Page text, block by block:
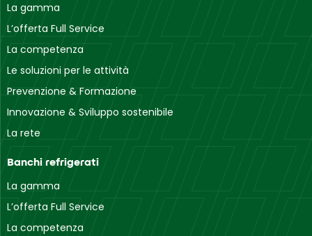
La gamma
L’offerta Full Service
La competenza
Le soluzioni per le attività
Prevenzione & Formazione
Innovazione & Sviluppo sostenibile
La rete
Banchi refrigerati
La gamma
L’offerta Full Service
La competenza